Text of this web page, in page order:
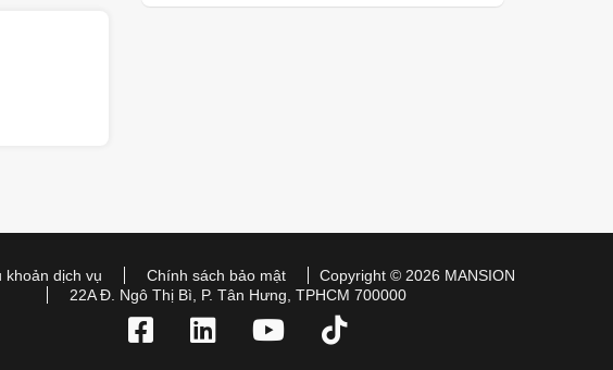
khoản dịch vụ Chính sách bảo mật
Copyright © 2026 MANSION
22A Đ. Ngô Thị Bì, P. Tân Hưng, TPHCM 700000